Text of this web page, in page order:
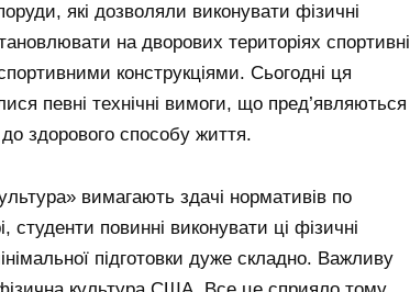
які дозволяли виконувати фізичні
на дворових територіях спортивні
конструкціями. Сьогодні ця
певні технічні вимоги, що пред’являються
здорового способу життя.
вимагають здачі нормативів по
студенти повинні виконувати ці фізичні
підготовки дуже складно. Важливу